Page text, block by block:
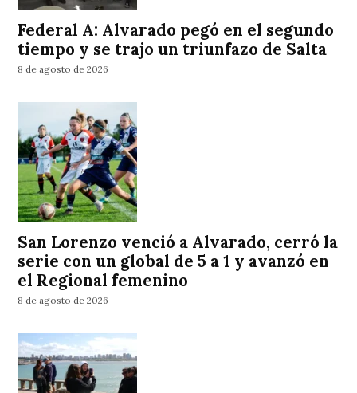
Federal A: Alvarado pegó en el segundo
tiempo y se trajo un triunfazo de Salta
8 de agosto de 2026
San Lorenzo venció a Alvarado, cerró la
serie con un global de 5 a 1 y avanzó en
el Regional femenino
8 de agosto de 2026